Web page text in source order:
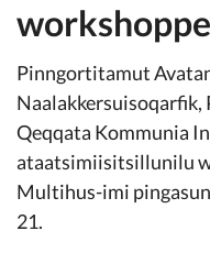
Imminut
Kommunimi
Kommune pillugu
Pinngortitamut
Qeqqata Kommunia
ataatsimiisitsillunilu
Multihus-imi
21.